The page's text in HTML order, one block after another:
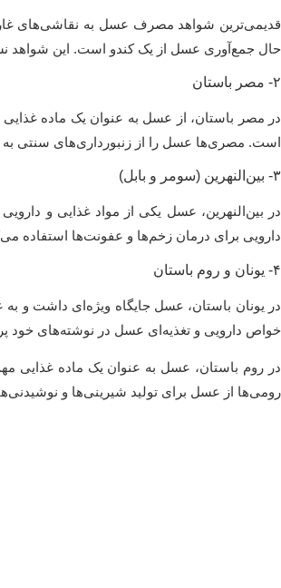
حال جمع‌آوری عسل از یک کندو است. این شواهد
۲- مصر باستان
در مصر باستان، از عسل به عنوان یک ماده
است. مصری‌ها عسل را از زنبورداری‌های سنتی به دست
۳- بین‌النهرین (سومر و بابل)
دارویی برای درمان زخم‌ها و عفونت‌ها استفاده
۴- یونان و روم باستان
در یونان باستان، عسل جایگاه ویژه‌ای داشت و
خواص دارویی و تغذیه‌ای عسل در نوشته‌های خود
در روم باستان، عسل به عنوان یک ماده غذایی
رومی‌ها از عسل برای تولید شیرینی‌ها و